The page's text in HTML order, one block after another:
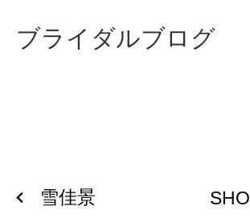
ブライダルブログ
雪佳景